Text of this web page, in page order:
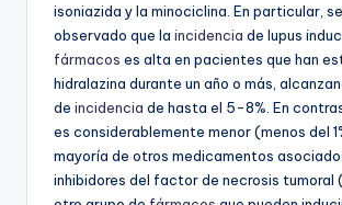
isoniazida y la minociclina. En particular,
observado que la incidencia de lupus
fármacos es alta en pacientes que han
hidralazina durante un año o más,
de incidencia de hasta el 5-8%. En
es considerablemente menor (menos del
mayoría de otros medicamentos
inhibidores del factor de necrosis tumoral